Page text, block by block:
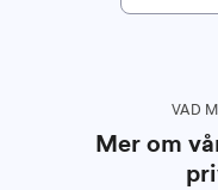
VAD
Mer om